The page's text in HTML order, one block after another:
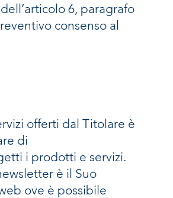
6, paragrafo
consenso al
offerti dal Titolare è
di
i prodotti e servizi.
è il Suo
ove è possibile